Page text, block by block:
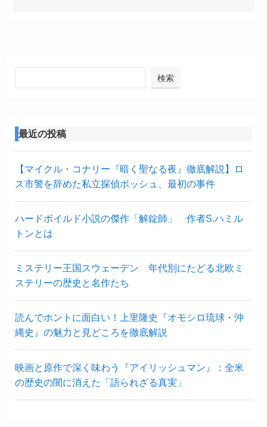
検索
最近の投稿
【マイクル・コナリー『暗く聖なる夜』徹底解説】ロ
ス市警を辞めた私立探偵ボッシュ、最初の事件
ハードボイルド小説の傑作「解錠師」 作者S.ハミル
トンとは
ミステリー王国スウェーデン 年代別にたどる北欧ミ
ステリーの歴史と名作たち
読んでホントに面白い！上里隆史『オモシロ琉球・沖
縄史』の魅力と見どころを徹底解説
映画と原作で深く味わう『アイリッシュマン』：全米
の歴史の闇に消えた「語られざる真実」